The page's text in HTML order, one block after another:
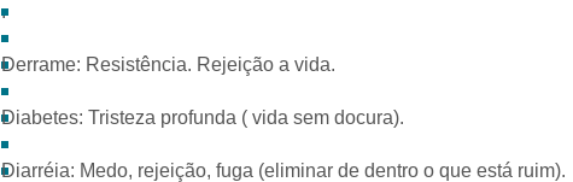
.
Derrame: Resistência. Rejeição a vida.
Diabetes: Tristeza profunda ( vida sem docura).
Diarréia: Medo, rejeição, fuga (eliminar de dentro o que está ruim).